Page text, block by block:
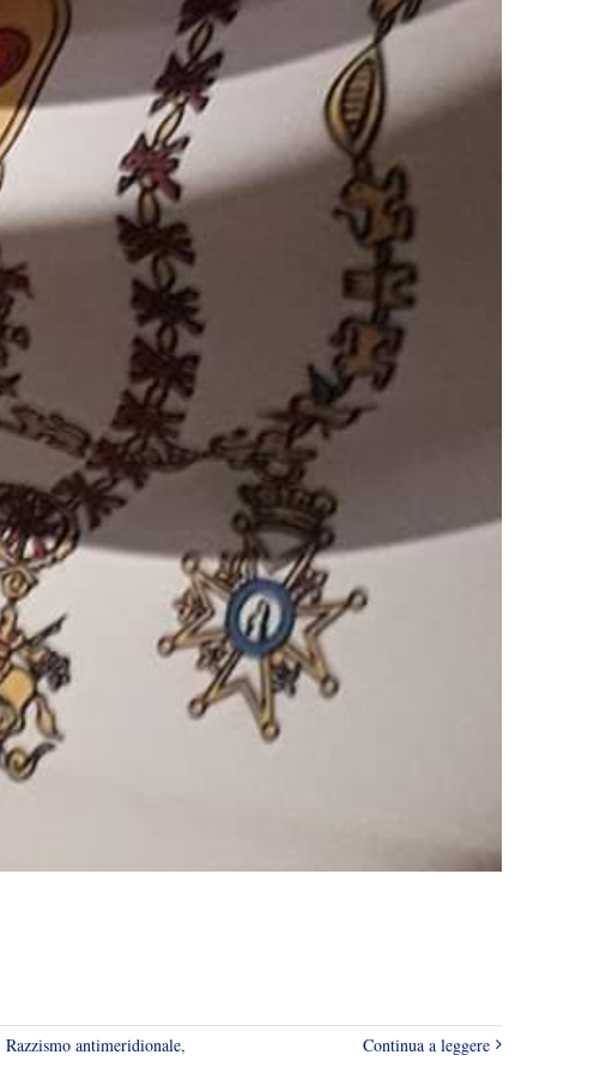
Razzismo antimeridionale,
Continua a leggere